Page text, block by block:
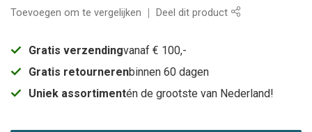
Toevoegen om te vergelijken Deel dit product
Gratis verzendingvanaf € 100,-
Gratis retournerenbinnen 60 dagen
Uniek assortimentén de grootste van Nederland!